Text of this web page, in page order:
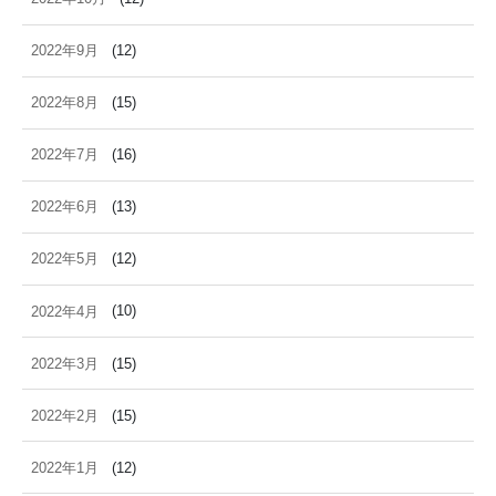
2022年9月 (12)
2022年8月 (15)
2022年7月 (16)
2022年6月 (13)
2022年5月 (12)
2022年4月 (10)
2022年3月 (15)
2022年2月 (15)
2022年1月 (12)